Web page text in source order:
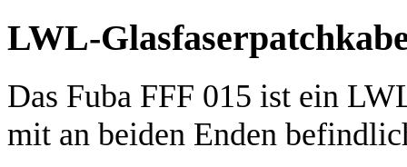
LWL-
Das Fuba FFF 015 ist ein
mit an beiden Enden